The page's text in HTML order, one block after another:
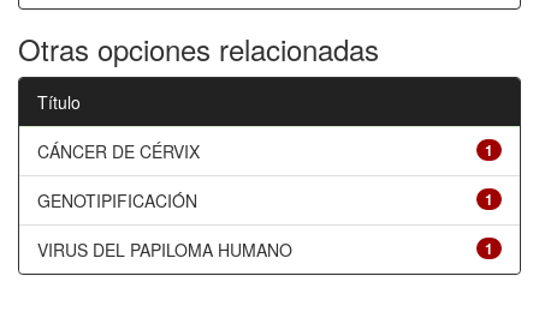
Otras opciones relacionadas
Título
1
CÁNCER DE CÉRVIX
1
GENOTIPIFICACIÓN
1
VIRUS DEL PAPILOMA HUMANO